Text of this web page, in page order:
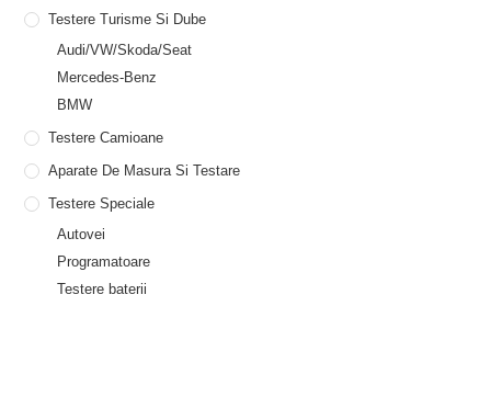
Testere Turisme Si Dube
Audi/VW/Skoda/Seat
Mercedes-Benz
BMW
Testere Camioane
Aparate De Masura Si Testare
Testere Speciale
Autovei
Programatoare
Testere baterii